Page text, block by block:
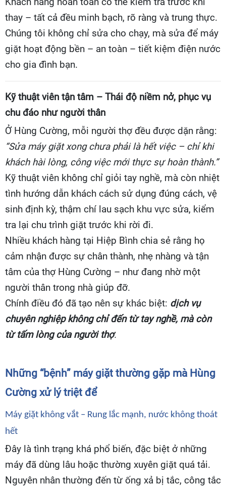
thay – tất cả đều minh bạch, rõ ràng và trung thực.
Chúng tôi không chỉ sửa cho chạy, mà sửa để máy
giặt hoạt động bền – an toàn – tiết kiệm điện nước
cho gia đình bạn.
Kỹ thuật viên tận tâm – Thái độ niềm nở, phục vụ
chu đáo như người thân
Ở Hùng Cường, mỗi người thợ đều được dặn rằng:
“Sửa máy giặt xong chưa phải là hết việc – chỉ khi
khách hài lòng, công việc mới thực sự hoàn thành.”
Kỹ thuật viên không chỉ giỏi tay nghề, mà còn nhiệt
tình hướng dẫn khách cách sử dụng đúng cách, vệ
sinh định kỳ, thậm chí lau sạch khu vực sửa, kiểm
tra lại chu trình giặt trước khi rời đi.
Nhiều khách hàng tại Hiệp Bình chia sẻ rằng họ
cảm nhận được sự chân thành, nhẹ nhàng và tận
tâm của thợ Hùng Cường – như đang nhờ một
người thân trong nhà giúp đỡ.
Chính điều đó đã tạo nên sự khác biệt: dịch vụ
chuyên nghiệp không chỉ đến từ tay nghề, mà còn
từ tấm lòng của người thợ.
Những “bệnh” máy giặt thường gặp mà Hùng
Cường xử lý triệt để
Máy giặt không vắt – Rung lắc mạnh, nước không thoát
hết
Đây là tình trạng khá phổ biến, đặc biệt ở những
máy đã dùng lâu hoặc thường xuyên giặt quá tải.
Nguyên nhân thường đến từ ống xả bị tắc, công tắc